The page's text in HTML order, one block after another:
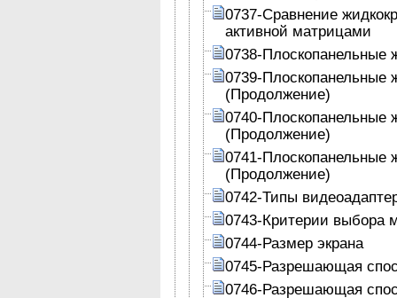
0737-Сравнение
активной матрицами
0738-Плоскопанельные
0739-Плоскопанельные
(Продолжение)
0740-Плоскопанельные
(Продолжение)
0741-Плоскопанельные
(Продолжение)
0742-Типы
0743-Критерии выбора
0744-Размер экрана
0745-Разрешающая
0746-Разрешающая